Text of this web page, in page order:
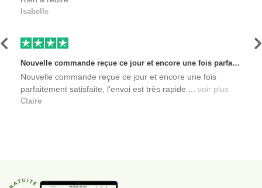
Isabelle
Nouvelle commande reçue ce jour et encore une fois parfaitement satisfaite, l'envoi est très rapide et les produits sont toujours conditionnés de manière personnalisés. L'avantage de commander auprès de créateurs indépendants.
Nouvelle commande reçue ce jour et encore une fois
parfaitement satisfaite, l'envoi est très rapide ... voir plus
Claire
Précédent